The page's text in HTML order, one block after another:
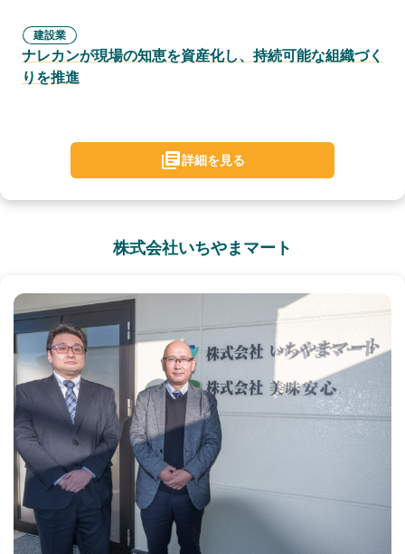
建設業
ナレカンが現場の知恵を資産化し、持続可能な組織づく
りを推進
詳細を見る
株式会社いちやまマート